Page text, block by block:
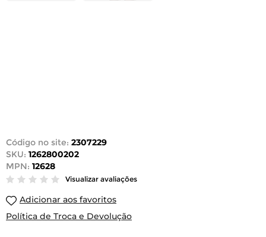
Código no site: 2307229
SKU: 1262800202
MPN: 12628
Visualizar avaliações
Adicionar aos favoritos
Política de Troca e Devolução